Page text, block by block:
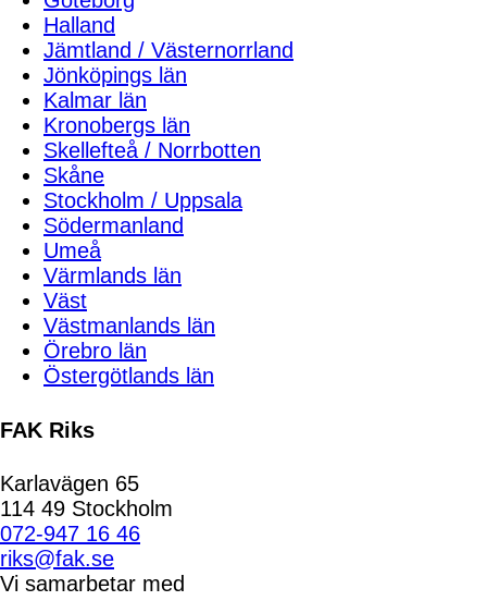
Halland
Jämtland / Västernorrland
Jönköpings län
Kalmar län
Kronobergs län
Skellefteå / Norrbotten
Skåne
Stockholm / Uppsala
Södermanland
Umeå
Värmlands län
Väst
Västmanlands län
Örebro län
Östergötlands län
FAK Riks
Karlavägen 65
114 49 Stockholm
072-947 16 46
riks@fak.se
Vi samarbetar med